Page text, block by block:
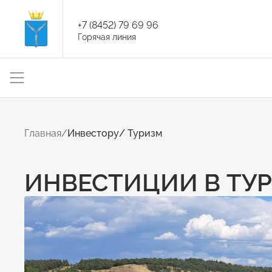
+7 (8452) 79 69 96
Горячая линия
Главная/Инвестору/ Туризм
ИНВЕСТИЦИИ В